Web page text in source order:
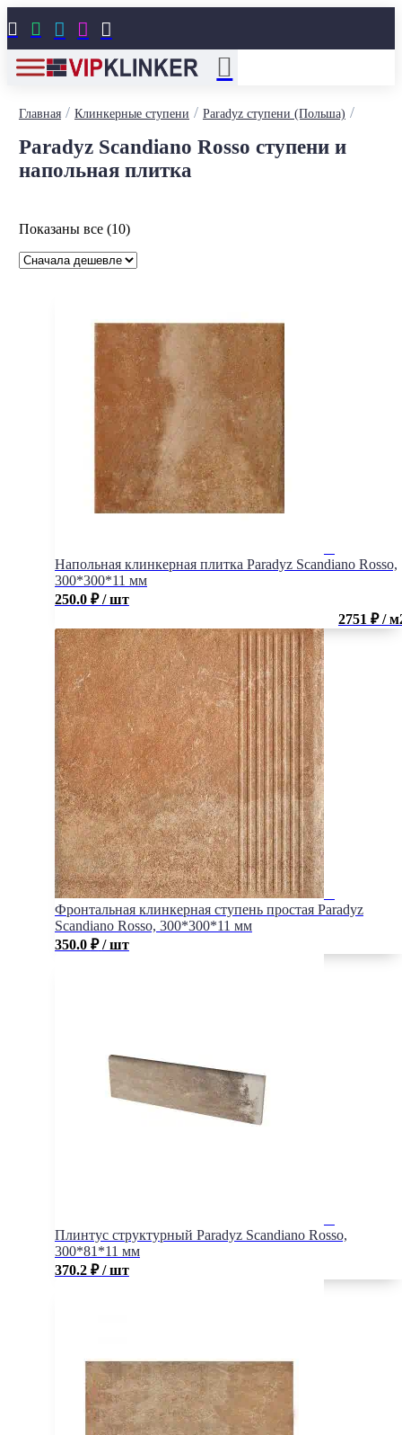
    
Главная/ Клинкерные ступени / Paradyz ступени (Польша) /
Paradyz Scandiano Rosso ступени и
напольная плитка
Показаны все (10)Цены:
возрастанию
Напольная клинкерная плитка Paradyz Scandiano Rosso,
300*300*11 мм
250.0 ₽ / шт
2751 ₽ /
Фронтальная клинкерная ступень простая Paradyz
Scandiano Rosso, 300*300*11 мм
350.0 ₽ / шт
Плинтус структурный Paradyz Scandiano Rosso,
300*81*11 мм
370.2 ₽ / шт